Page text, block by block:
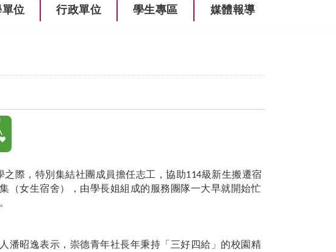
位 行政單位 學生專區 媒體報導
際，特別集結社團成員擔任志工，協助114級新生搬遷宿
（女生宿舍），由學長姐組成的服務團隊一大早就開始忙
潘昭逸表示，崇德青年社長年秉持「三好四給」的校園精